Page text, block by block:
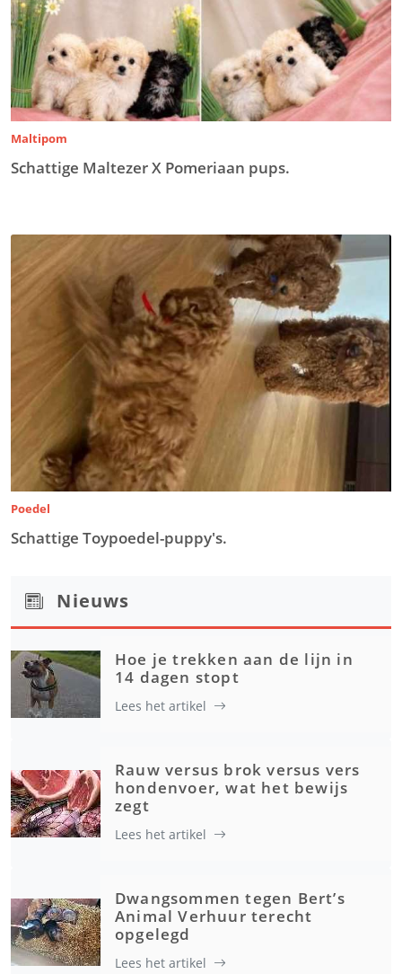
Maltipom
Schattige Maltezer X Pomeriaan pups.
Poedel
Schattige Toypoedel-puppy's.
Nieuws
Hoe je trekken aan de lijn in
14 dagen stopt
Lees het artikel
Rauw versus brok versus vers
hondenvoer, wat het bewijs
zegt
Lees het artikel
Dwangsommen tegen Bert’s
Animal Verhuur terecht
opgelegd
Lees het artikel